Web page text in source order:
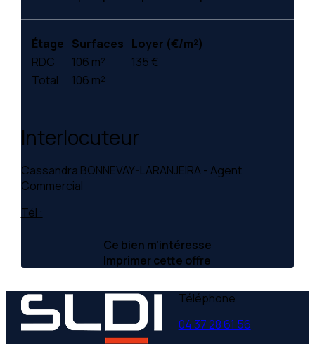
Étage Surfaces Loyer (€/m²)
RDC
106 m²
135 €
Total
106 m²
Interlocuteur
Cassandra BONNEVAY-LARANJEIRA - Agent
Commercial
Tél :
Ce bien m’intéresse
Imprimer cette offre
Téléphone
04 37 28 61 56